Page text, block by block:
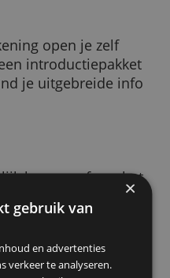
fonds.
Zakelijk, dan krijg je
Ook checkt
past bij je situatie.
open je zelf
een
vind je uitgebreide